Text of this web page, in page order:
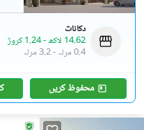
دکانات
14.62 لاکھ
-1.24 کروڑ
0.4 مرلہ
-3.2 مرلہ
محفوظ کریں